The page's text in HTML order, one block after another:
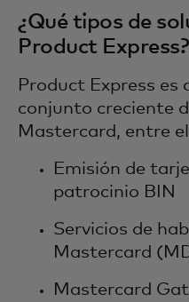
¿Qué tipos de
Product Express?
Product Express es
conjunto creciente
Mastercard, entre
Emisión de
patrocinio BIN
Servicios de
Mastercard
Mastercard